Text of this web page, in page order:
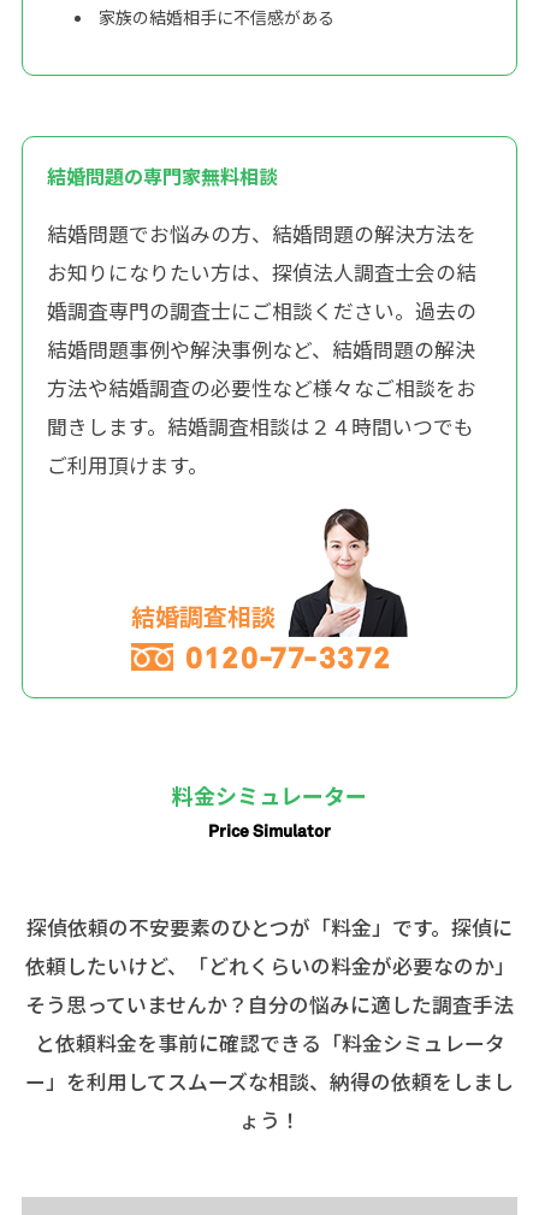
家族の結婚相手に不信感がある
結婚問題の専門家無料相談
結婚問題でお悩みの方、結婚問題の解決方法を
お知りになりたい方は、探偵法人調査士会の結
婚調査専門の調査士にご相談ください。過去の
結婚問題事例や解決事例など、結婚問題の解決
方法や結婚調査の必要性など様々なご相談をお
聞きします。結婚調査相談は２４時間いつでも
ご利用頂けます。
結婚調査相談
0120-77-3372
料金シミュレーター
Price Simulator
探偵依頼の不安要素のひとつが「料金」です。探偵に
依頼したいけど、「どれくらいの料金が必要なのか」
そう思っていませんか？自分の悩みに適した調査手法
と依頼料金を事前に確認できる「料金シミュレータ
ー」を利用してスムーズな相談、納得の依頼をしまし
ょう！